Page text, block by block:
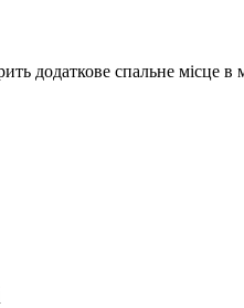
додаткове спальне місце